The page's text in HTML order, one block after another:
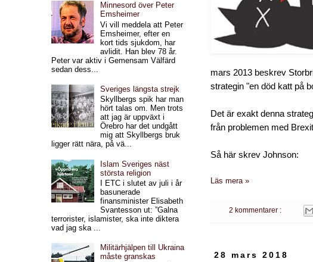
mars 2013 beskrev
strategin "en död katt på
Det är exakt denna
från problemen med
Så här skrev Johnson:
Läs mera »
2 kommentarer :
28 mars 2018
Minnesord över Peter
Emsheimer
Vi vill meddela att Peter
Emsheimer, efter en
kort tids sjukdom, har
avlidit. Han blev 78 år.
Peter var aktiv i Gemensam Välfärd
sedan dess...
Sveriges längsta strejk
Skyllbergs spik har man
hört talas om. Men trots
att jag är uppväxt i
Örebro har det undgått
mig att Skyllbergs bruk
ligger rätt nära, på vä...
Islam Sveriges näst
största religion
I ETC i slutet av juli i år
basunerade
finansminister Elisabeth
Svantesson ut: ”Galna
terrorister, islamister, ska inte diktera
vad jag ska ...
Militärhjälpen till Ukraina
måste granskas